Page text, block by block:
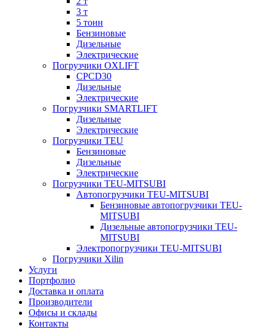
3 т
5 тонн
Бензиновые
Дизельные
Электрические
Погрузчики OXLIFT
CPCD30
Дизельные
Электрические
Погрузчики SMARTLIFT
Дизельные
Электрические
Погрузчики TEU
Бензиновые
Дизельные
Электрические
Погрузчики TEU-MITSUBI
Автопогрузчики TEU-MITSUBI
Бензиновые автопогрузчики TEU-
MITSUBI
Дизельные автопогрузчики TEU-
MITSUBI
Электропогрузчики TEU-MITSUBI
Погрузчики Xilin
Услуги
Портфолио
Доставка и оплата
Производители
Офисы и склады
Контакты